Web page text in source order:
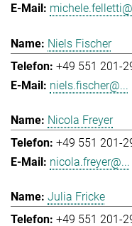
Niels Fischer
+49 551 201-
niels.fischer@...
Nicola Freyer
+49 551 201-
nicola.freyer@...
Julia Fricke
+49 551 201-